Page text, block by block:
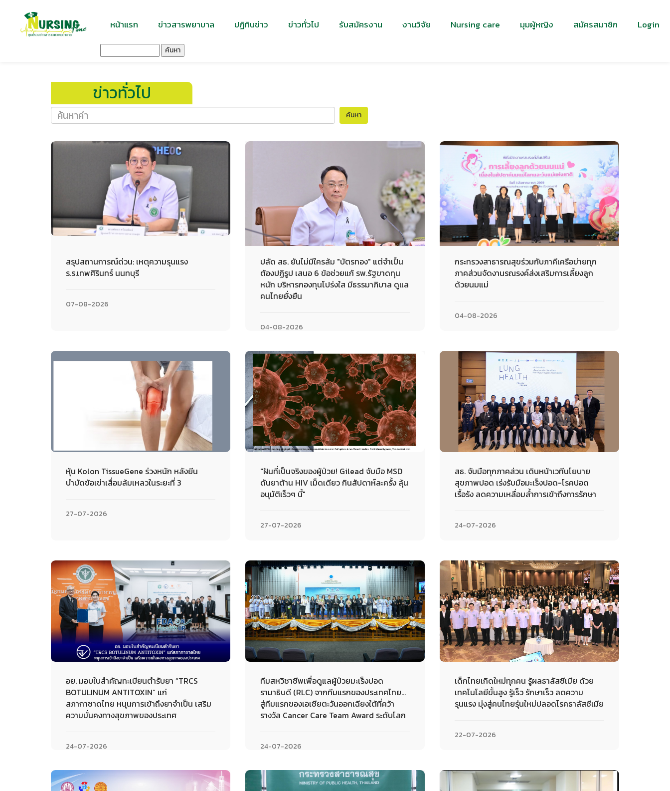
หน้าแรก ข่าวสารพยาบาล ปฏิทินข่าว ข่าวทั่วไป รับสมัครงาน งานวิจัย Nursing care มุมผู้หญิง สมัครสมาชิก Login
ค้นหา
ข่าวทั่วไป
ค้นหา
สรุปสถานการณ์ด่วน: เหตุความรุนแรง
ร.ร.เทพศิรินทร์ นนทบุรี
07-08-2026
ปลัด สธ. ยันไม่มีใครล้ม "บัตรทอง" แต่จำเป็น
ต้องปฏิรูป เสนอ 6 ข้อช่วยแก้ รพ.รัฐขาดทุน
หนัก บริหารกองทุนโปร่งใส มีธรรมาภิบาล ดูแล
คนไทยยั่งยืน
04-08-2026
กระทรวงสาธารณสุขร่วมกับภาคีเครือข่ายทุก
ภาคส่วนจัดงานรณรงค์ส่งเสริมการเลี้ยงลูก
ด้วยนมแม่
04-08-2026
หุ้น Kolon TissueGene ร่วงหนัก หลังยีน
บำบัดข้อเข่าเสื่อมล้มเหลวในระยะที่ 3
27-07-2026
"ฝันที่เป็นจริงของผู้ป่วย! Gilead จับมือ MSD
ดันยาต้าน HIV เม็ดเดียว กินสัปดาห์ละครั้ง ลุ้น
อนุมัติเร็วๆ นี้"
27-07-2026
สธ. จับมือทุกภาคส่วน เดินหน้าเวทีนโยบาย
สุขภาพปอด เร่งรับมือมะเร็งปอด-โรคปอด
เรื้อรัง ลดความเหลื่อมล้ำการเข้าถึงการรักษา
24-07-2026
อย. มอบใบสำคัญทะเบียนตำรับยา “TRCS
BOTULINUM ANTITOXIN” แก่
สภากาชาดไทย หนุนการเข้าถึงยาจำเป็น เสริม
ความมั่นคงทางสุขภาพของประเทศ
24-07-2026
ทีมสหวิชาชีพเพื่อดูแลผู้ป่วยมะเร็งปอด
รามาธิบดี (RLC) จากทีมแรกของประเทศไทย…
สู่ทีมแรกของเอเชียตะวันออกเฉียงใต้ที่คว้า
รางวัล Cancer Care Team Award ระดับโลก
24-07-2026
เด็กไทยเกิดใหม่ทุกคน รู้ผลธาลัสซีเมีย ด้วย
เทคโนโลยีขั้นสูง รู้เร็ว รักษาเร็ว ลดความ
รุนแรง มุ่งสู่คนไทยรุ่นใหม่ปลอดโรคธาลัสซีเมีย
22-07-2026